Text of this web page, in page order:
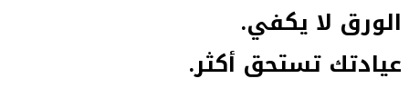
الورق لا يكفي.
عيادتك تستحق أكثر.